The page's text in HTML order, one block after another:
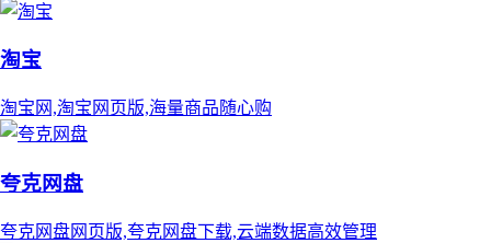
淘宝
淘宝网,淘宝网页版,海量商品随心购
夸克网盘
夸克网盘网页版,夸克网盘下载,云端数据高效管理